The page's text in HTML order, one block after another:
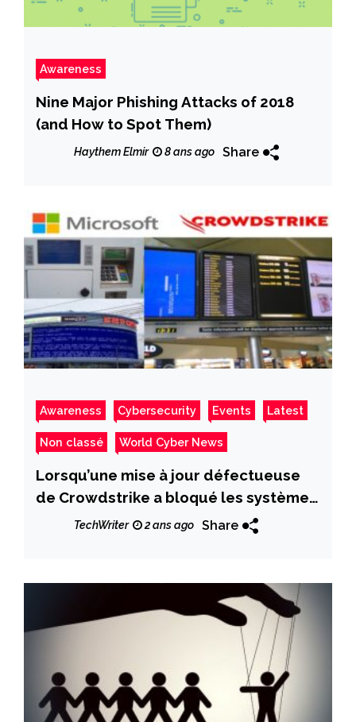
Awareness
Nine Major Phishing Attacks of 2018
(and How to Spot Them)
Haythem Elmir 8 ans ago Share
Awareness Cybersecurity Events Latest
Non classé World Cyber News
Lorsqu’une mise à jour défectueuse
de Crowdstrike a bloqué les systèmes
Windows à l’échelle mondiale
TechWriter 2 ans ago Share